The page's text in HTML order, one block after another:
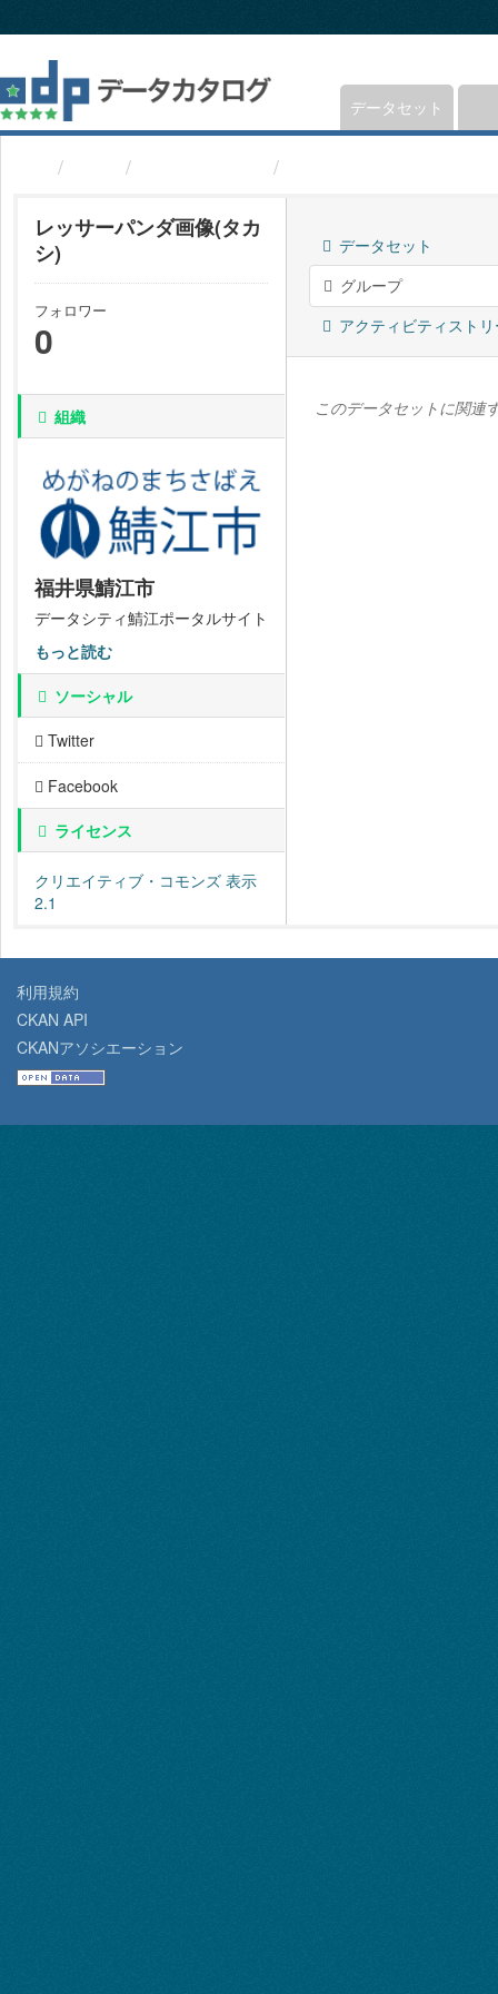
キ
プ
し
て
データセット
レッサーパンダ画像(タカ
シ)
フォロワー
0
組織
福井県鯖江市
データシティ鯖江ポータルサイト
もっと読む
ソーシャル
Twitter
Facebook
ライセンス
クリエイティブ・コモンズ 表示
2.1
データセット
グループ
アクティビティスト
このデータセットに関連
利用規約
CKAN API
CKANアソシエーション